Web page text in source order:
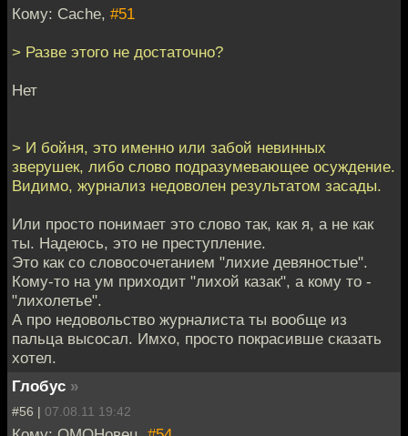
Кому: Cache, #51
> Разве этого не достаточно?
Нет
> И бойня, это именно или забой невинных
зверушек, либо слово подразумевающее осуждение.
Видимо, журнализ недоволен результатом засады.
Или просто понимает это слово так, как я, а не как
ты. Надеюсь, это не преступление.
Это как со словосочетанием "лихие девяностые".
Кому-то на ум приходит "лихой казак", а кому то -
"лихолетье".
А про недовольство журналиста ты вообще из
пальца высосал. Имхо, просто покрасивше сказать
хотел.
Глобус »
#56 | 07.08.11 19:42